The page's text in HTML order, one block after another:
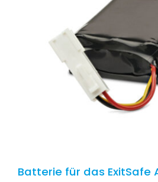
Batterie für das ExitSafe